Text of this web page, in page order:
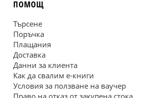
ПОМОЩ
Търсене
Поръчка
Плащания
Доставка
Данни за клиента
Как да свалим е-книги
Условия за ползване на ваучер
Право на отказ от закупена стока